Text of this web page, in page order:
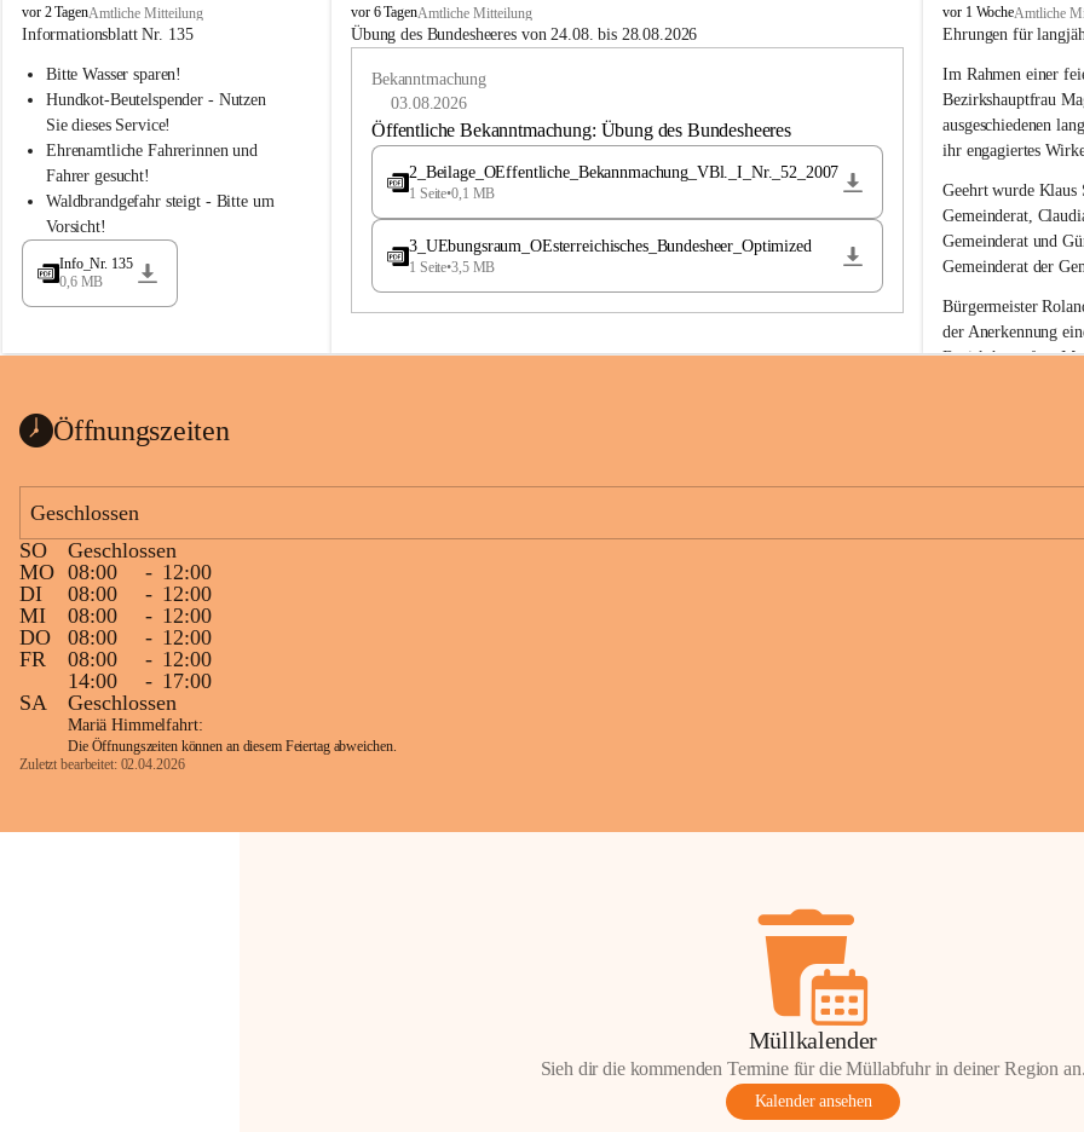
B
u
h
a
d
l
a
vor 2 TagenAmtliche Mitteilung
Informationsblatt Nr. 135
Bitte Wasser sparen!
Hundkot-Beutelspender - Nutzen
Sie dieses Service!
Ehrenamtliche Fahrerinnen und
Fahrer gesucht!
Waldbrandgefahr steigt - Bitte um
Vorsicht!
Info_Nr. 135
0,6 MB
B
u
e
a
vor 6 TagenAmtliche Mitteilung
Übung des Bundesheeres von 24.08. bis 28.08.2026
Bekanntmachung
03.08.2026
Öffentliche Bekanntmachung: Übung des Bundesheeres
2_Beilage_OEffentliche_Bekannmachung_VBl._I_Nr._52_2007
1 Seite•0,1 MB
3_UEbungsraum_OEsterreichisches_Bundesheer_Optimized
1 Seite•3,5 MB
B
u
h
-
S
t
M
a
g
d
a
l
e
n
a
vor 1 WocheAmtliche
Ehrungen für
Im Rahmen einer
Bezirkshauptfrau
ausgeschiedenen
ihr engagiertes
Geehrt wurde Klaus
Gemeinderat,
Gemeinderat und
Gemeinderat der
Bürgermeister
der Anerkennung
Bezirkshauptfrau
Öffnungszeiten
Geschlossen
SO
Geschlossen
MO 08:00 - 12:00
DI
08:00 - 12:00
MI
08:00 - 12:00
DO
08:00 - 12:00
FR
08:00 - 12:00
14:00
- 17:00
SA
Geschlossen
Mariä Himmelfahrt:
Die Öffnungszeiten können an diesem Feiertag abweichen.
Zuletzt bearbeitet: 02.04.2026
Müllkalender
Sieh dir die kommenden Termine für die Müllabfuhr in deiner Region an.
Kalender ansehen